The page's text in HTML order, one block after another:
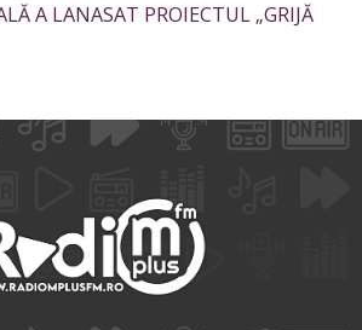
A LANASAT PROIECTUL „GRIJĂ